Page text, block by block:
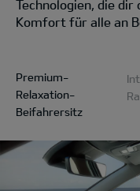
Technologien, die
Komfort für alle an
Premium-
Relaxation-
Beifahrersitz